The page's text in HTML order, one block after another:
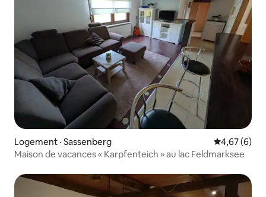
Logement · Sassenberg Note
4,67 (6)
Maison de vacances « Karpfenteich » au lac Feldmarksee